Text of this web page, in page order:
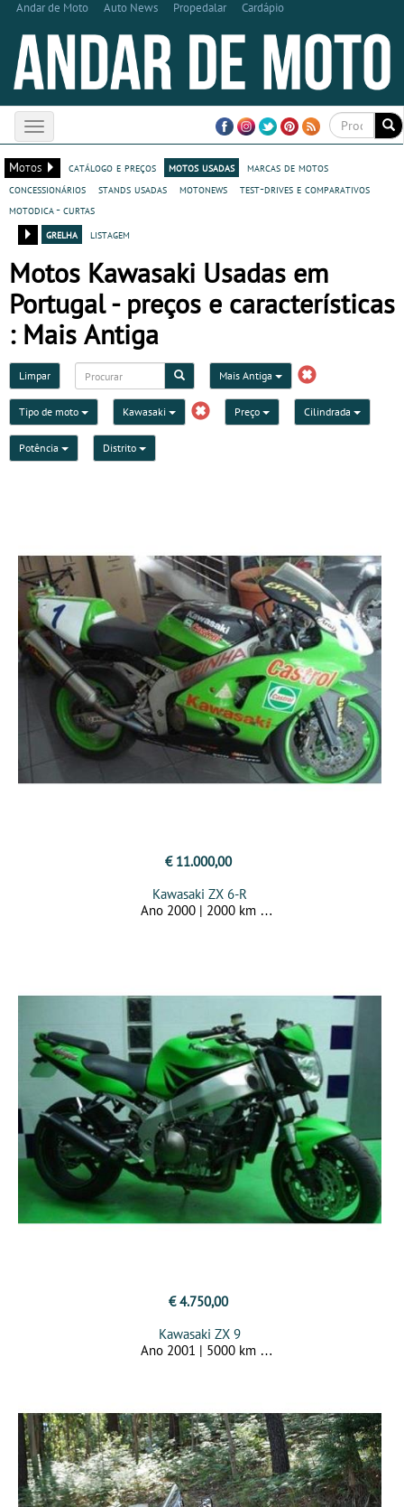
Andar de Moto Auto News Propedalar Cardápio
Toggle
navigation
Motos
catálogo e preços motos usadas
marcas de motos
concessionários
stands usadas motonews
test-drives e comparativos
motodica - curtas
grelha
listagem
Motos Kawasaki Usadas em
Portugal - preços e características
: Mais Antiga
Limpar Mais Antiga
Tipo de moto Kawasaki Preço Cilindrada
Potência Distrito
€ 11.000,00
Kawasaki ZX 6-R
Ano 2000 | 2000 km
€ 4.750,00
Kawasaki ZX 9
Ano 2001 | 5000 km